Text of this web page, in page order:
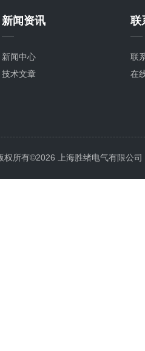
新闻资讯
新闻中心
技术文章
联
联
在
权所有©2026 上海胜绪电气有限公